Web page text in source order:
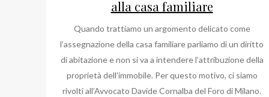
alla casa familiare
Quando trattiamo un argomento delicato come
l’assegnazione della casa familiare parliamo di un diritto
di abitazione e non si va a intendere l’attribuzione della
proprietà dell’immobile. Per questo motivo, ci siamo
rivolti all’Avvocato Davide Cornalba del Foro di Milano.